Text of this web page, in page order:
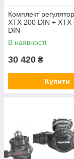
Комплект
XTX 200 DIN + XTX
DIN
В наявності
30 420 ₴
Купити